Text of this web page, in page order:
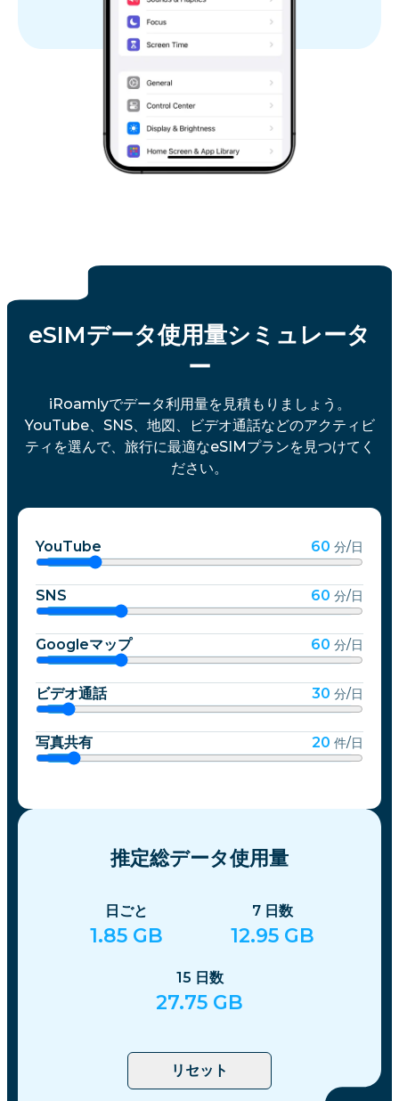
eSIMデータ使用量シミュレータ
ー
iRoamlyでデータ利用量を見積もりましょう。
YouTube、SNS、地図、ビデオ通話などのアクティビ
ティを選んで、旅行に最適なeSIMプランを見つけてく
ださい。
YouTube 60 分/日
SNS 60 分/日
Googleマップ 60 分/日
ビデオ通話 30 分/日
写真共有 20 件/日
推定総データ使用量
日ごと
1.85 GB
7 日数
12.95 GB
15 日数
27.75 GB
リセット